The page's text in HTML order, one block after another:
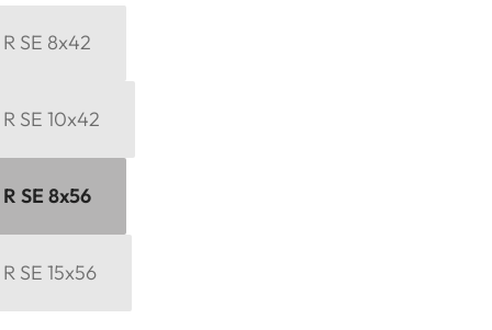
SE 8x42
SE 10x42
SE 8x56
SE 15x56